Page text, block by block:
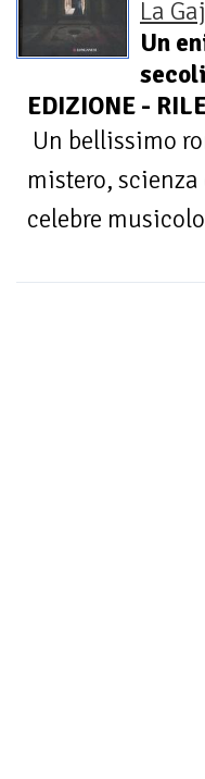
La
Un
EDIZIONE -
Un bellissimo
mistero,
celebre